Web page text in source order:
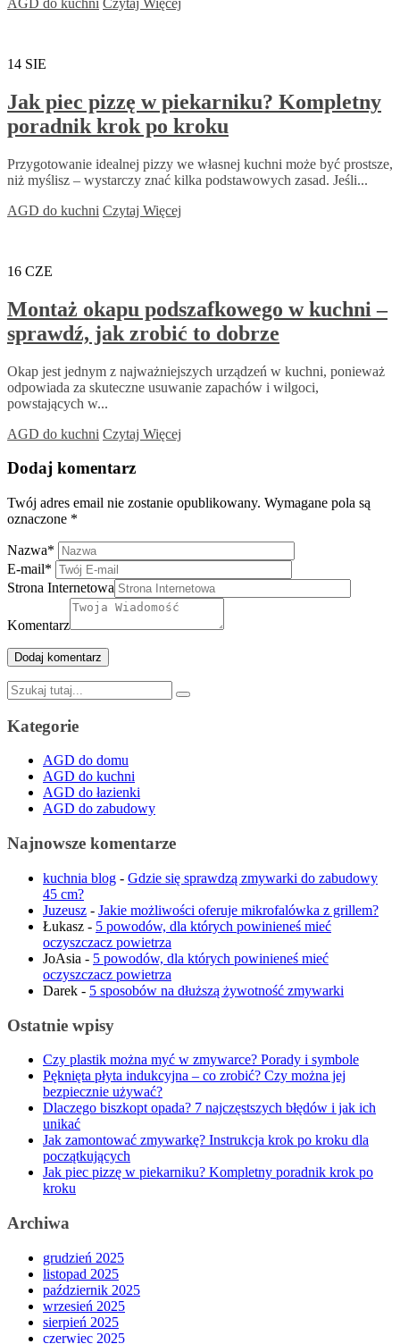
AGD do kuchni Czytaj Więcej
14 SIE
Jak piec pizzę w piekarniku? Kompletny
poradnik krok po kroku
Przygotowanie idealnej pizzy we własnej kuchni może być prostsze,
niż myślisz – wystarczy znać kilka podstawowych zasad. Jeśli...
AGD do kuchni Czytaj Więcej
16 CZE
Montaż okapu podszafkowego w kuchni –
sprawdź, jak zrobić to dobrze
Okap jest jednym z najważniejszych urządzeń w kuchni, ponieważ
odpowiada za skuteczne usuwanie zapachów i wilgoci,
powstających w...
AGD do kuchni Czytaj Więcej
Dodaj komentarz
Twój adres email nie zostanie opublikowany. Wymagane pola są
oznaczone *
Nazwa*
E-mail*
Strona Internetowa
Komentarz
Szukaj:
Kategorie
AGD do domu
AGD do kuchni
AGD do łazienki
AGD do zabudowy
Najnowsze komentarze
kuchnia blog - Gdzie się sprawdzą zmywarki do zabudowy
45 cm?
Juzeusz - Jakie możliwości oferuje mikrofalówka z grillem?
Łukasz - 5 powodów, dla których powinieneś mieć
oczyszczacz powietrza
JoAsia - 5 powodów, dla których powinieneś mieć
oczyszczacz powietrza
Darek - 5 sposobów na dłuższą żywotność zmywarki
Ostatnie wpisy
Czy plastik można myć w zmywarce? Porady i symbole
Pęknięta płyta indukcyjna – co zrobić? Czy można jej
bezpiecznie używać?
Dlaczego biszkopt opada? 7 najczęstszych błędów i jak ich
unikać
Jak zamontować zmywarkę? Instrukcja krok po kroku dla
początkujących
Jak piec pizzę w piekarniku? Kompletny poradnik krok po
kroku
Archiwa
grudzień 2025
listopad 2025
październik 2025
wrzesień 2025
sierpień 2025
czerwiec 2025